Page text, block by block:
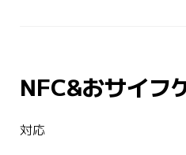
NFC&おサイフ
対応